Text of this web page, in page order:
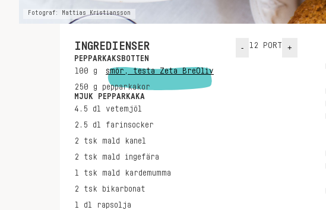
Fotograf: Mattias Kristiansson
INGREDIENSER - 12 PORT +
PEPPARKAKSBOTTEN
100 g
smör, testa Zeta BreOliv
250 g
pepparkakor
MJUK PEPPARKAKA
4.5 dl
vetemjöl
2.5 dl
farinsocker
2 tsk
mald kanel
2 tsk
mald ingefära
1 tsk
mald kardemumma
2 tsk
bikarbonat
1 dl
rapsolja